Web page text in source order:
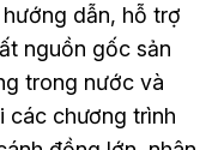
dẫn, hỗ trợ
nguồn gốc sản
trong nước và
các chương trình